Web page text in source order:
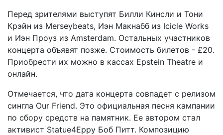
Перед зрителями выступят Билли Кинсли и Тони
Крэйн из Merseybeats, Иэн Макнабб из Icicle Works
и Иэн Проуз из Amsterdam. Остальных участников
концерта объявят позже. Стоимость билетов - £20.
Приобрести их можно в кассах Epstein Theatre и
онлайн.
Отмечается, что дата концерта совпадет с релизом
сингла Our Friend. Это официальная песня кампании
по сбору средств на памятник. Ее автором стал
активист Statue4Eppy Боб Питт. Композицию